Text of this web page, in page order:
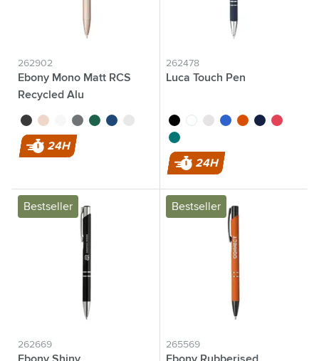
262902
Ebony Mono Matt RCS
Recycled Alu
noir or roseblancgris vert bleu
24H
262478
Luca Touch Pen
noir blancgris bleu orangebleu marine
rouge
vert foncé
24H
Bestseller
262669
Bestseller
265569